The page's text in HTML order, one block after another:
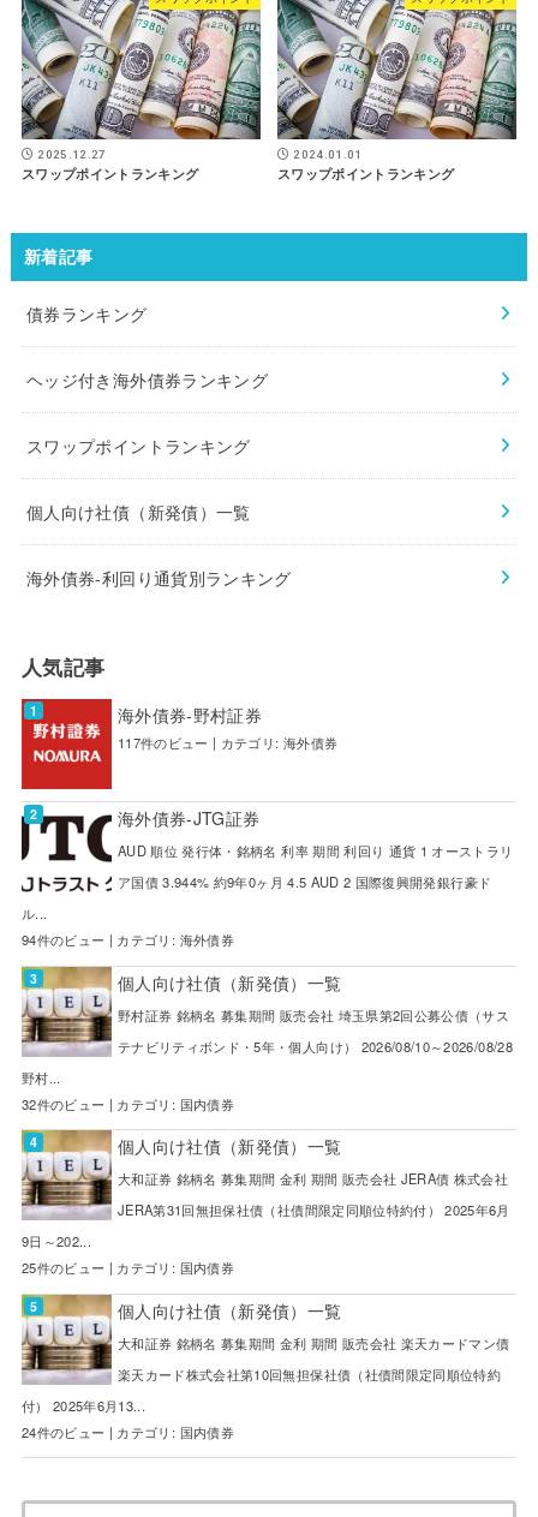
2025.12.27
スワップポイントランキング
2024.01.01
スワップポイントランキング
新着記事
債券ランキング
ヘッジ付き海外債券ランキング
スワップポイントランキング
個人向け社債（新発債）一覧
海外債券-利回り通貨別ランキング
人気記事
海外債券-野村証券
117件のビュー | カテゴリ: 海外債券
海外債券-JTG証券
AUD 順位 発行体・銘柄名 利率 期間 利回り 通貨 1 オーストラリ
ア国債 3.944% 約9年0ヶ月 4.5 AUD 2 国際復興開発銀行豪ド
ル...
94件のビュー | カテゴリ: 海外債券
個人向け社債（新発債）一覧
野村証券 銘柄名 募集期間 販売会社 埼玉県第2回公募公債（サス
テナビリティボンド・5年・個人向け） 2026/08/10～2026/08/28
野村...
32件のビュー | カテゴリ: 国内債券
個人向け社債（新発債）一覧
大和証券 銘柄名 募集期間 金利 期間 販売会社 JERA債 株式会社
JERA第31回無担保社債（社債間限定同順位特約付） 2025年6月
9日～202...
25件のビュー | カテゴリ: 国内債券
個人向け社債（新発債）一覧
大和証券 銘柄名 募集期間 金利 期間 販売会社 楽天カードマン債
楽天カード株式会社第10回無担保社債（社債間限定同順位特約
付） 2025年6月13...
24件のビュー | カテゴリ: 国内債券